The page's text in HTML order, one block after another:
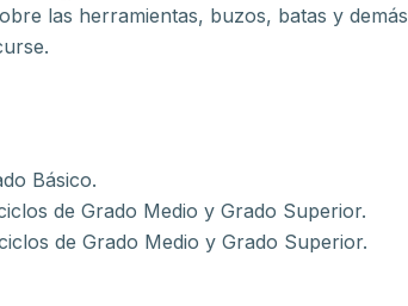
las herramientas, buzos, batas y demás
Básico.
de Grado Medio y Grado Superior.
de Grado Medio y Grado Superior.